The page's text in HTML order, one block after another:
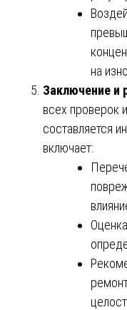
на
Заключение и
всех проверок
составляется
включает: